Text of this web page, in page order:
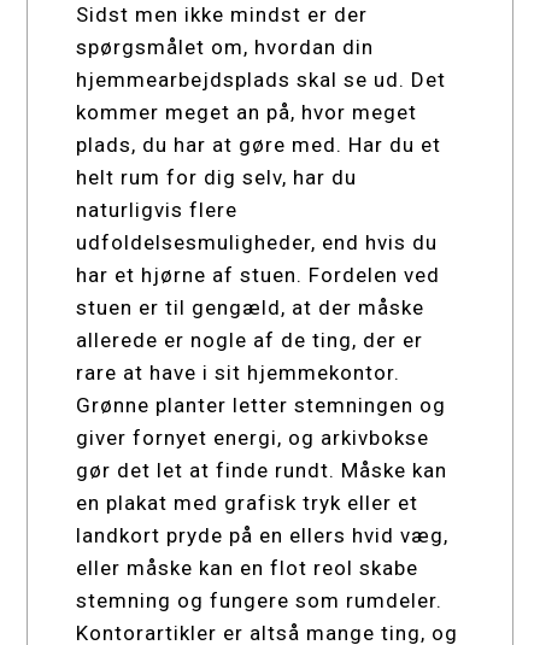
Sidst men ikke mindst er der
spørgsmålet om, hvordan din
hjemmearbejdsplads skal se ud. Det
kommer meget an på, hvor meget
plads, du har at gøre med. Har du et
helt rum for dig selv, har du
naturligvis flere
udfoldelsesmuligheder, end hvis du
har et hjørne af stuen. Fordelen ved
stuen er til gengæld, at der måske
allerede er nogle af de ting, der er
rare at have i sit hjemmekontor.
Grønne planter letter stemningen og
giver fornyet energi, og arkivbokse
gør det let at finde rundt. Måske kan
en plakat med grafisk tryk eller et
landkort pryde på en ellers hvid væg,
eller måske kan en flot reol skabe
stemning og fungere som rumdeler.
Kontorartikler er altså mange ting, og